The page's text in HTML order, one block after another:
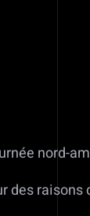
nord-
des raisons